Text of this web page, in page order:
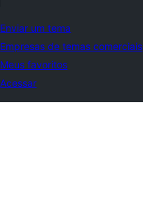
Enviar um tema
Empresas de temas comerciais
Meus favoritos
Acessar